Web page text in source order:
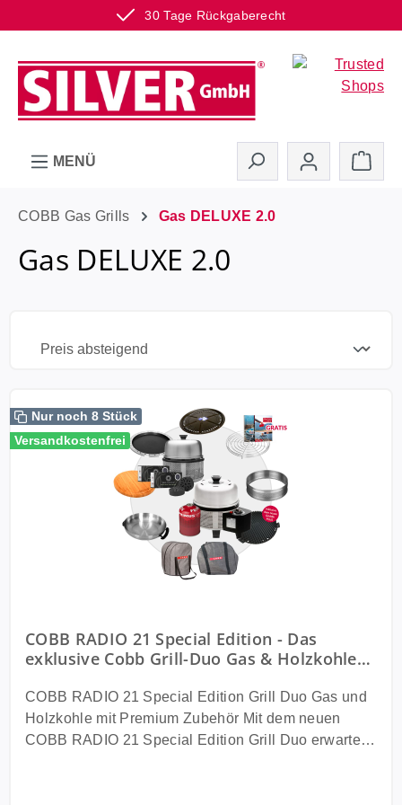
30 Tage Rückgaberecht
Zum Hauptinhalt springen
MENÜ
COBB Gas Grills Gas DELUXE 2.0
Gas DELUXE 2.0
Nur noch 8 Stück
Versandkostenfrei
COBB RADIO 21 Special Edition - Das
exklusive Cobb Grill-Duo Gas & Holzkohle
COBB RADIO 21 Special Edition Grill Duo Gas und
Holzkohle mit Premium Zubehör Mit dem neuen
COBB RADIO 21 Special Edition Grill Duo erwartet